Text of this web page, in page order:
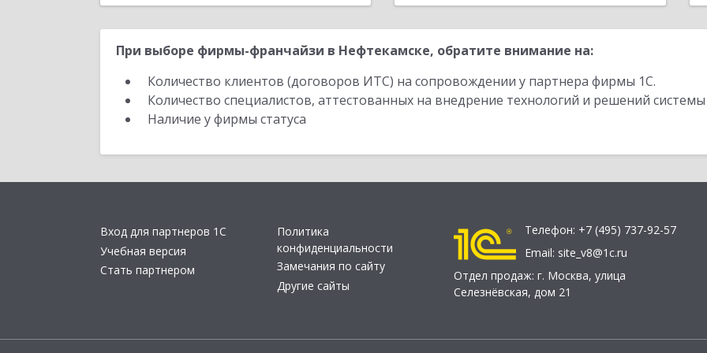
При выборе фирмы-франчайзи в Нефтекамске, обратите внимание на:
Количество клиентов (договоров ИТС) на сопровождении у партнера фирмы 1С.
Количество специалистов, аттестованных на внедрение технологий и решений
Наличие у фирмы статуса
Вход для партнеров 1С
Учебная версия
Стать партнером
Политика
конфиденциальности
Замечания по сайту
Другие сайты
Телефон: +7 (495) 737-92-57
Email: site_v8@1c.ru
Отдел продаж: г. Москва, улица
Селезнёвская, дом 21